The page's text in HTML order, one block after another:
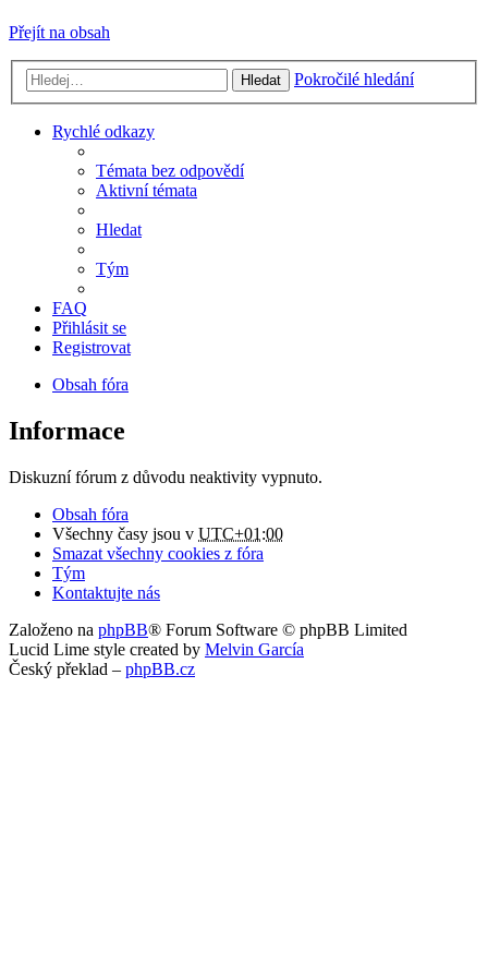
Přejít na obsah
Hledat Pokročilé hledání
Rychlé odkazy
Témata bez odpovědí
Aktivní témata
Hledat
Tým
FAQ
Přihlásit se
Registrovat
Obsah fóra
Informace
Diskuzní fórum z důvodu neaktivity vypnuto.
Obsah fóra
Všechny časy jsou v UTC+01:00
Smazat všechny cookies z fóra
Tým
Kontaktujte nás
Založeno na phpBB® Forum Software © phpBB Limited
Lucid Lime style created by Melvin García
Český překlad – phpBB.cz